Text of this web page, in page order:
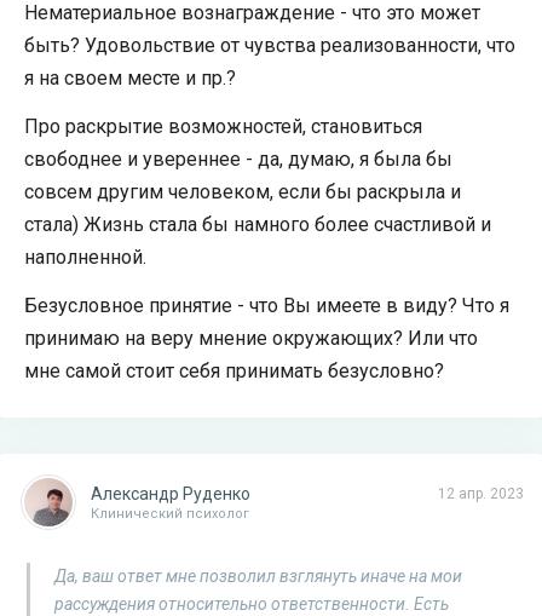
Нематериальное вознаграждение - что это может
быть? Удовольствие от чувства реализованности, что
я на своем месте и пр.?
Про раскрытие возможностей, становиться
свободнее и увереннее - да, думаю, я была бы
совсем другим человеком, если бы раскрыла и
стала) Жизнь стала бы намного более счастливой и
наполненной.
Безусловное принятие - что Вы имеете в виду? Что я
принимаю на веру мнение окружающих? Или что
мне самой стоит себя принимать безусловно?
12 апр. 2023
Александр Руденко
Клинический психолог
Да, ваш ответ мне позволил взглянуть иначе на мои
рассуждения относительно ответственности. Есть